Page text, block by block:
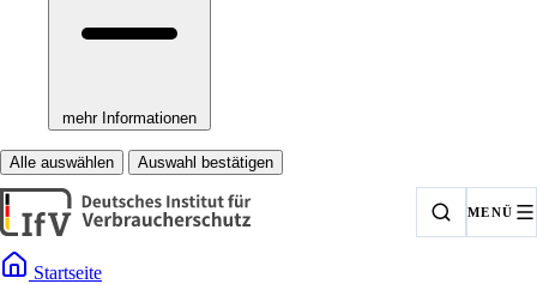
mehr Informationen
Alle auswählen Auswahl bestätigen
MENÜ
Startseite